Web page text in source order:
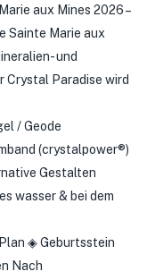
aux Mines 2026 –
Sainte Marie aux
und
Crystal Paradise wird
/ Geode
(crystalpower®)
Gestalten
wasser & bei dem
◈ Geburtsstein
Nach